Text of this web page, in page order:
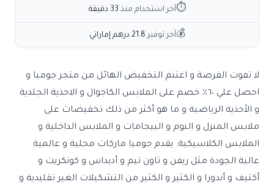
⏱آخر استخدام منذ 33 دقيقة
💰آخر توفير 21.8 درهم إماراتي
لا تفوت الفرصة و اغتنم التخفيض الهائل من متجر جوميا و
احصل علي ٦٠٪ خصم على الملابس الكاجوال و الاحذية الجلدية
و الأحذية الرياضية و ما هو أكثر من ذلك تخفيضات على
ملابس المنزل و النوم و البيجامات و الملابس الداخلية و
الملابس الكلاسيكية. يقدم جوميا ماركات محلية و عالمية
عالية الجودة مثل ريفن و تاون تيم و أديداس و كونكريت و
أكتيف و أندورا و الكثير و الكثير من التشكيلات الغير تقليدية و